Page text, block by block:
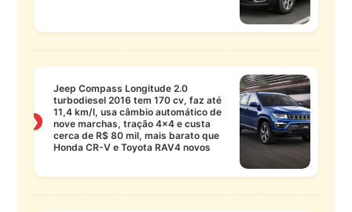
❯
Jeep Compass Longitude 2.0
turbodiesel 2016 tem 170 cv, faz até
11,4 km/l, usa câmbio automático de
nove marchas, tração 4×4 e custa
cerca de R$ 80 mil, mais barato que
Honda CR-V e Toyota RAV4 novos